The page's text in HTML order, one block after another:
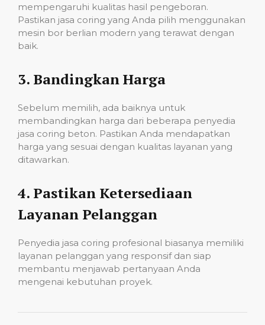
mempengaruhi kualitas hasil pengeboran.
Pastikan jasa coring yang Anda pilih menggunakan
mesin bor berlian modern yang terawat dengan
baik.
3. Bandingkan Harga
Sebelum memilih, ada baiknya untuk
membandingkan harga dari beberapa penyedia
jasa coring beton. Pastikan Anda mendapatkan
harga yang sesuai dengan kualitas layanan yang
ditawarkan.
4. Pastikan Ketersediaan
Layanan Pelanggan
Penyedia jasa coring profesional biasanya memiliki
layanan pelanggan yang responsif dan siap
membantu menjawab pertanyaan Anda
mengenai kebutuhan proyek.